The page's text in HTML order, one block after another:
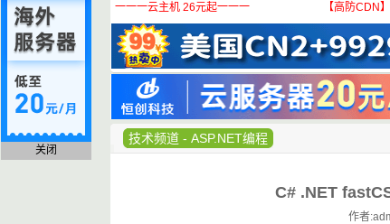
一一一云主机 26元起一一一
【高防CDN
技术频道 - ASP.NET编程
C# .NET
作者
关闭